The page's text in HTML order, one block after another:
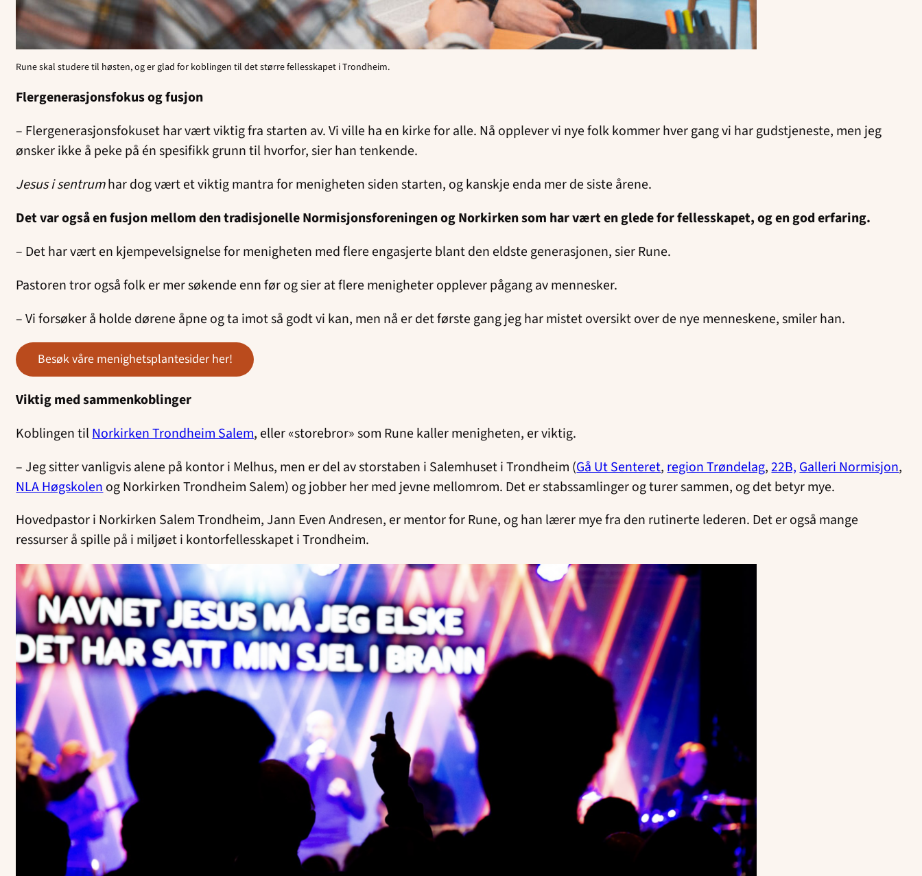
Rune skal studere til høsten, og er glad for koblingen til det større fellesskapet i Trondheim.
Flergenerasjonsfokus og fusjon
– Flergenerasjonsfokuset har vært viktig fra starten av. Vi ville ha en kirke for alle. Nå opplever vi nye folk kommer hver gang vi har gudstjeneste, men jeg
ønsker ikke å peke på én spesifikk grunn til hvorfor, sier han tenkende.
Jesus i sentrumhar dog vært et viktig mantra for menigheten siden starten, og kanskje enda mer de siste årene.
Det var også en fusjon mellom den tradisjonelle Normisjonsforeningen og Norkirken som har vært en glede for fellesskapet, og en god erfaring.
– Det har vært en kjempevelsignelse for menigheten med flere engasjerte blant den eldste generasjonen, sier Rune.
Pastoren tror også folk er mer søkende enn før og sier at flere menigheter opplever pågang av mennesker.
– Vi forsøker å holde dørene åpne og ta imot så godt vi kan, men nå er det første gang jeg har mistet oversikt over de nye menneskene, smiler han.
besøk våre menighetsplantesider her!
Viktig med sammenkoblinger
Koblingen tilNorkirken Trondheim Salem, eller «storebror» som Rune kaller menigheten, er viktig.
– Jeg sitter vanligvis alene på kontor i Melhus, men er del av storstaben i Salemhuset i Trondheim (Gå Ut Senteret, region Trøndelag,22B, Galleri Normisjon,
NLA Høgskolen og Norkirken Trondheim Salem) og jobber her med jevne mellomrom. Det er stabssamlinger og turer sammen, og det betyr mye.
Hovedpastor i Norkirken Salem Trondheim, Jann Even Andresen, er mentor for Rune, og han lærer mye fra den rutinerte lederen. Det er også mange
ressurser å spille på i miljøet i kontorfellesskapet i Trondheim.